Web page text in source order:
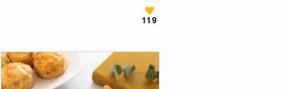
119